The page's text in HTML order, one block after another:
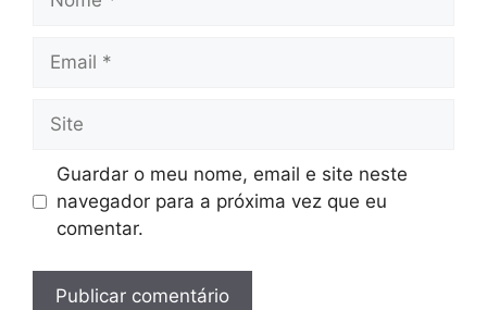
Email
Site
Guardar o meu nome, email e site neste
navegador para a próxima vez que eu
comentar.